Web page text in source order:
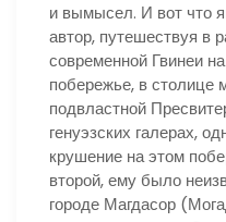
и вымысел. И вот что
автор, путешествуя в
современной Гвинеи
побережье, в столице
подвластной
генуэзских галерах,
крушение на этом
второй, ему было
городе Магдасор